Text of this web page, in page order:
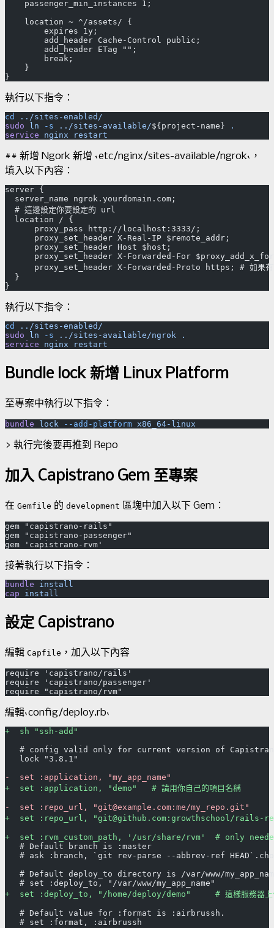
    passenger_min_instances 1;
    location ~ ^/assets/ {
        expires 1y;
        add_header Cache-Control public;
        add_header ETag "";
        break;
    }
執行以下指令：
cd
../sites-enabled/
sudo ln -s ../sites-available/${project-name}
.
service nginx
## 新增 Ngork 新增 `etc/nginx/sites-available/ngrok`，
填入以下內容：
server {
  server_name ngrok.yourdomain.com;
  # 這邊設定你要設定的 url
  location / {
      proxy_pass http://localhost:3333/;
      proxy_set_header X-Real-IP $remote_addr;
      proxy_set_header Host $host;
proxy_set_header X-Forwarded-For
proxy_set_header X-Forwarded-Proto https; # 如果有
  }
執行以下指令：
cd
../sites-enabled/
sudo ln -s ../sites-available/ngrok .
service nginx
Bundle lock 新增 Linux Platform
至專案中執行以下指令：
bundle lock --add-platform
> 執行完後要再推到 Repo
加入 Capistrano Gem 至專案
在 Gemfile 的 development 區塊中加入以下 Gem：
gem "capistrano-rails"
gem "capistrano-passenger"
接著執行以下指令：
bundle install
cap
設定 Capistrano
編輯 Capfile ，加入以下內容
require 'capistrano/rails'
require 'capistrano/passenger'
編輯`config/deploy.rb`
+  sh "ssh-add"
# config valid only for current version of
   lock "3.8.1"
-  set :application, "my_app_name"
+  set :application, "demo"   # 請用你自己的項目名稱
-  set :repo_url, "git@example.com:me/my_repo.git"
+  set :repo_url, "git@github.com:growthschool/rails-
+  set :rvm_custom_path, '/usr/share/rvm'  # only
   # Default branch is :master
# ask :branch, `git rev-parse --abbrev-ref
# Default deploy_to directory is /var/www/
   # set :deploy_to, "/var/www/my_app_name"
+  set :deploy_to, "/home/deploy/demo"     # 這樣服務器上代碼
   # Default value for :format is :airbrussh.
   # set :format, :airbrussh